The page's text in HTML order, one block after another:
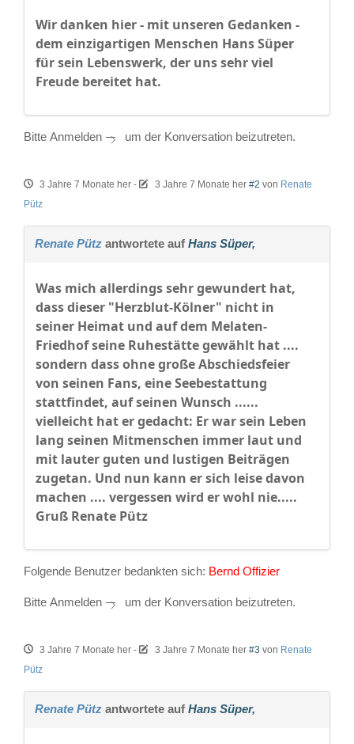
Wir danken hier - mit unseren Gedanken -
dem einzigartigen Menschen Hans Süper
für sein Lebenswerk, der uns sehr viel
Freude bereitet hat.
Bitte Anmelden um der Konversation beizutreten.
3 Jahre 7 Monate her - 3 Jahre 7 Monate her #2 von Renate
Pütz
Renate Pütz antwortete auf Hans Süper,
Was mich allerdings sehr gewundert hat,
dass dieser "Herzblut-Kölner" nicht in
seiner Heimat und auf dem Melaten-
Friedhof seine Ruhestätte gewählt hat ....
sondern dass ohne große Abschiedsfeier
von seinen Fans, eine Seebestattung
stattfindet, auf seinen Wunsch ......
vielleicht hat er gedacht: Er war sein Leben
lang seinen Mitmenschen immer laut und
mit lauter guten und lustigen Beiträgen
zugetan. Und nun kann er sich leise davon
machen .... vergessen wird er wohl nie.....
Gruß Renate Pütz
Folgende Benutzer bedankten sich: Bernd Offizier
Bitte Anmelden um der Konversation beizutreten.
3 Jahre 7 Monate her - 3 Jahre 7 Monate her #3 von Renate
Pütz
Renate Pütz antwortete auf Hans Süper,